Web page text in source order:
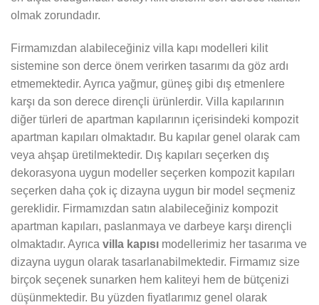
olmak zorundadır.
Firmamızdan alabileceğiniz villa kapı modelleri kilit
sistemine son derce önem verirken tasarımı da göz ardı
etmemektedir. Ayrıca yağmur, güneş gibi dış etmenlere
karşı da son derece dirençli ürünlerdir. Villa kapılarının
diğer türleri de apartman kapılarının içerisindeki kompozit
apartman kapıları olmaktadır. Bu kapılar genel olarak cam
veya ahşap üretilmektedir. Dış kapıları seçerken dış
dekorasyona uygun modeller seçerken kompozit kapıları
seçerken daha çok iç dizayna uygun bir model seçmeniz
gereklidir. Firmamızdan satın alabileceğiniz kompozit
apartman kapıları, paslanmaya ve darbeye karşı dirençli
olmaktadır. Ayrıca villa kapısı modellerimiz her tasarıma ve
dizayna uygun olarak tasarlanabilmektedir. Firmamız size
birçok seçenek sunarken hem kaliteyi hem de bütçenizi
düşünmektedir. Bu yüzden fiyatlarımız genel olarak